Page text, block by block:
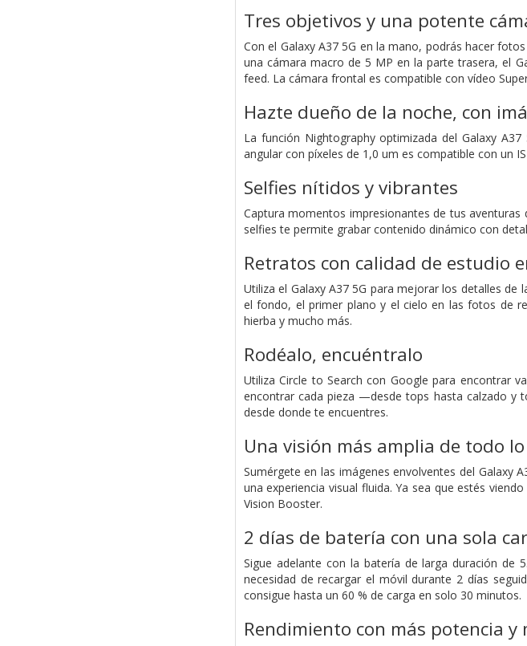
Tres objetivos y una potente
Con el Galaxy A37 5G en la mano, podrás hacer
una cámara macro de 5 MP en la parte trasera, el
feed. La cámara frontal es compatible con vídeo
Hazte dueño de la noche, con
La función Nightography optimizada del Galaxy
angular con píxeles de 1,0 um es compatible con un
Selfies nítidos y vibrantes
Captura momentos impresionantes de tus aventuras
selfies te permite grabar contenido dinámico con
Retratos con calidad de estudio
Utiliza el Galaxy A37 5G para mejorar los detalles
el fondo, el primer plano y el cielo en las fotos de
hierba y mucho más.
Rodéalo, encuéntralo
Utiliza Circle to Search con Google para encontrar
encontrar cada pieza —desde tops hasta calzado y
desde donde te encuentres.
Una visión más amplia de todo
Sumérgete en las imágenes envolventes del Galaxy
una experiencia visual fluida. Ya sea que estés
Vision Booster.
2 días de batería con una sola
Sigue adelante con la batería de larga duración de
necesidad de recargar el móvil durante 2 días
consigue hasta un 60 % de carga en solo 30 minutos.
Rendimiento con más potencia y